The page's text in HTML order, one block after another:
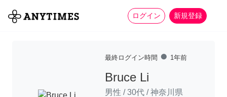
ログイン 新規登録
全て 家事 more_horiz
最終ログイン時間 fiber_manual_record 1年前
Bruce Li
男性 /30代 /神奈川県